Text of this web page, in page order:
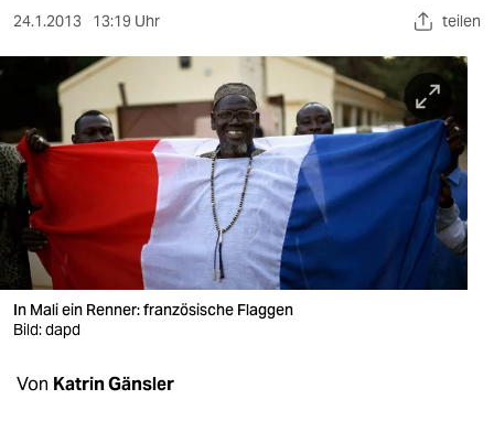
kultur
sport
berlin
nord
wahrheit
verlag
verlag
shop
24.1.2013 13:19 Uhr teilen
In Mali ein Renner: französische Flaggen
Bild: dapd
Von Katrin Gänsler